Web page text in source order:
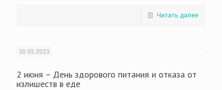
Читать далее
30.05.2023
2 июня – День здорового питания и отказа от
излишеств в еде